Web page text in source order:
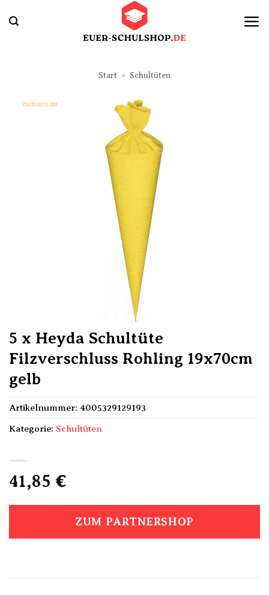
Inhalt
Start » Schultüten
5 x Heyda Schultüte
Filzverschluss Rohling 19x70cm
gelb
41,85 €
ZUM PARTNERSHOP
Artikelnummer: 4005329129193
Kategorie: Schultüten